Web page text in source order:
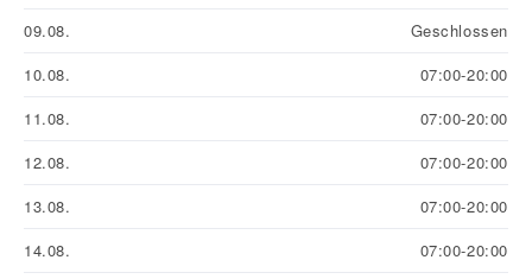
09.08.
Geschlossen
10.08.
07:00-20:00
11.08.
07:00-20:00
12.08.
07:00-20:00
13.08.
07:00-20:00
14.08.
07:00-20:00